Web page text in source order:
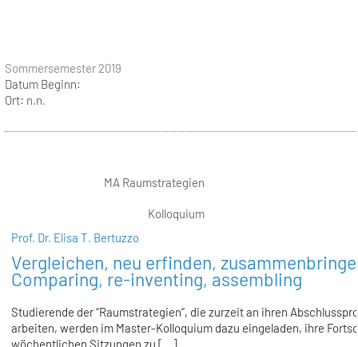
Sommersemester 2019
Datum Beginn:
Ort: n.n.
MA Raumstrategien
Kolloquium
Prof. Dr. Elisa T. Bertuzzo
Vergleichen, neu erfinden,
Comparing, re-inventing, assembling
Studierende der “Raumstrategien”, die zurzeit an ihren
arbeiten, werden im Master-Kolloquium dazu eingeladen, ihre
wöchentlichen Sitzungen zu [...]